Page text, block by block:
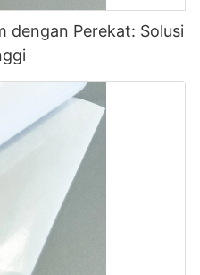
dengan Perekat: Solusi